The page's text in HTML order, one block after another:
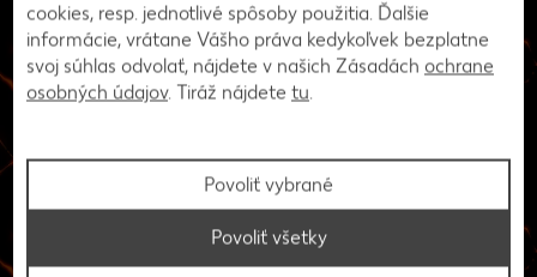
cookies, resp. jednotlivé spôsoby použitia. Ďalšie
informácie, vrátane Vášho práva kedykoľvek bezplatne
svoj súhlas odvolať, nájdete v našich Zásadách ochrane
osobných údajov. Tiráž nájdete tu.
Povoliť vybrané
Povoliť všetky